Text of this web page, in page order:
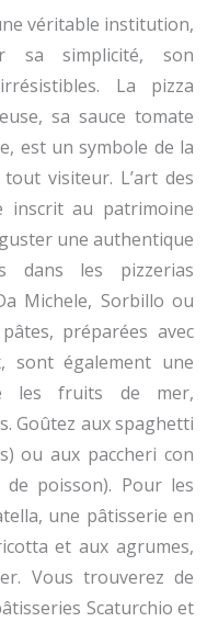
véritable institution,
sa simplicité, son
La pizza
sa sauce tomate
est un symbole de la
visiteur. L’art des
inscrit au patrimoine
une authentique
dans les pizzerias
Michele, Sorbillo ou
pâtes, préparées avec
sont également une
les fruits de mer,
Goûtez aux spaghetti
ou aux paccheri con
poisson). Pour les
une pâtisserie en
et aux agrumes,
Vous trouverez de
Scaturchio et